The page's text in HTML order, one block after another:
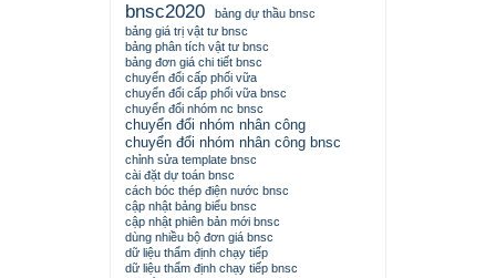
bnsc2020
bảng dự thầu bnsc
bảng giá trị vật tư bnsc
bảng phân tích vật tư bnsc
bảng đơn giá chi tiết bnsc
chuyển đổi cấp phối vữa
chuyển đổi cấp phối vữa bnsc
chuyển đổi nhóm nc bnsc
chuyển đổi nhóm nhân công
chuyển đổi nhóm nhân công bnsc
chỉnh sửa template bnsc
cài đặt dự toán bnsc
cách bóc thép điện nước bnsc
cập nhật bảng biểu bnsc
cập nhật phiên bản mới bnsc
dùng nhiều bộ đơn giá bnsc
dữ liệu thẩm định chạy tiếp
dữ liệu thẩm định chạy tiếp bnsc